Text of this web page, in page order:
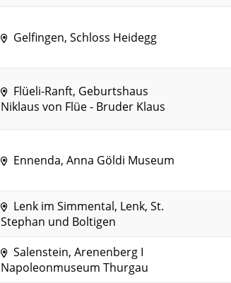
Gelfingen, Schloss Heidegg
Flüeli-Ranft, Geburtshaus
Niklaus von Flüe - Bruder Klaus
Ennenda, Anna Göldi Museum
Lenk im Simmental, Lenk, St.
Stephan und Boltigen
Salenstein, Arenenberg I
Napoleonmuseum Thurgau